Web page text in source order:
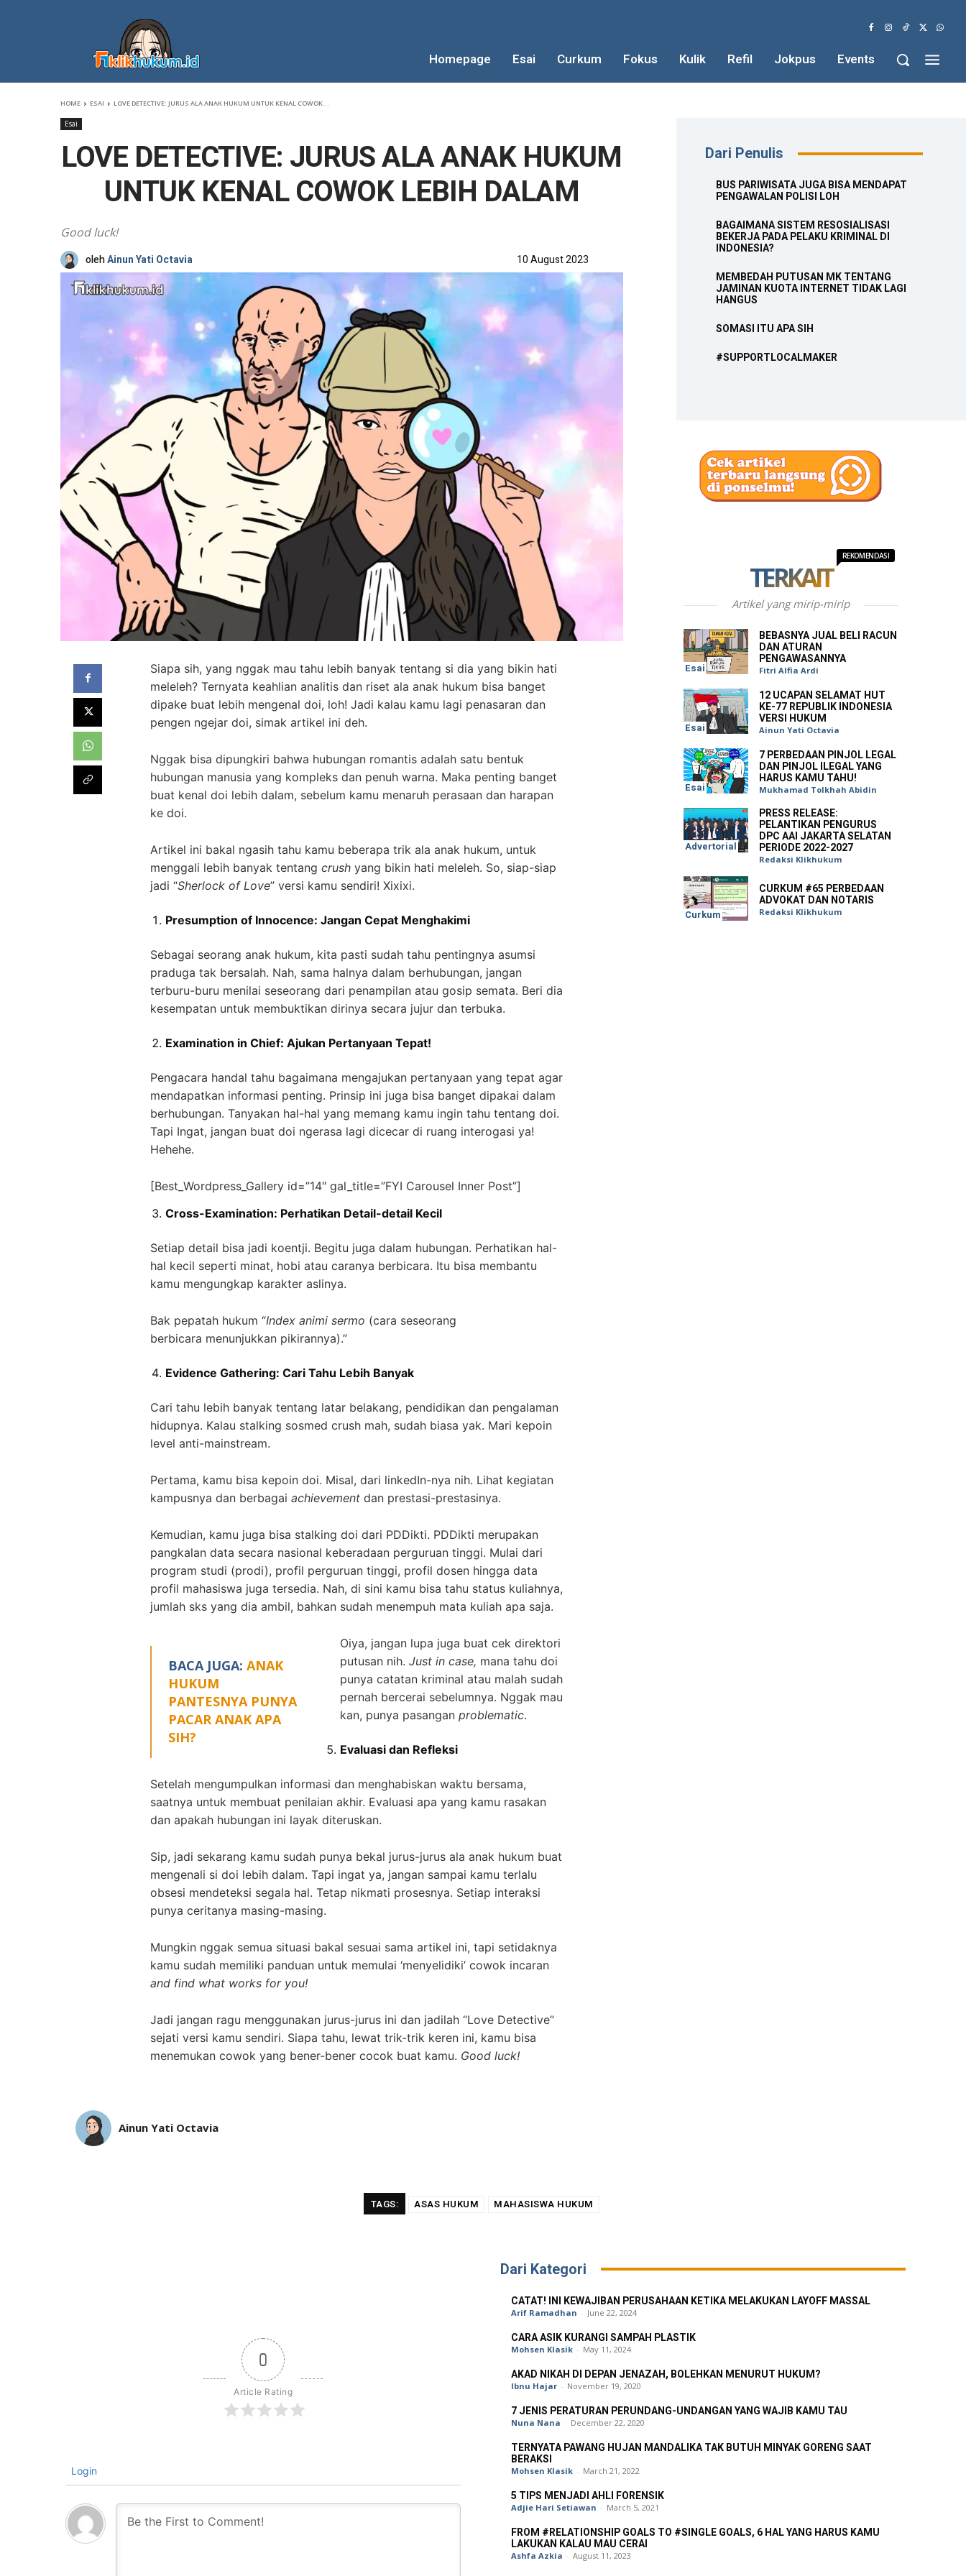
Homepage Esai Curkum Fokus Kulik Refil Jokpus Events
HOME ESAI LOVE DETECTIVE: JURUS ALA ANAK HUKUM UNTUK KENAL COWOK...
Esai
LOVE DETECTIVE: JURUS ALA ANAK HUKUM
UNTUK KENAL COWOK LEBIH DALAM
Good luck!
olehAinun Yati Octavia 10 August 2023
Siapa sih, yang nggak mau tahu lebih banyak tentang si dia yang bikin hati
meleleh? Ternyata keahlian analitis dan riset ala anak hukum bisa banget
dipake buat lebih mengenal doi, loh! Jadi kalau kamu lagi penasaran dan
pengen ngejar doi, simak artikel ini deh.
Nggak bisa dipungkiri bahwa hubungan romantis adalah satu bentuk
hubungan manusia yang kompleks dan penuh warna. Maka penting banget
buat kenal doi lebih dalam, sebelum kamu menaruh perasaan dan harapan
ke doi.
Artikel ini bakal ngasih tahu kamu beberapa trik ala anak hukum, untuk
menggali lebih banyak tentang crushyang bikin hati meleleh. So, siap-siap
jadi “Sherlock of Love” versi kamu sendiri! Xixixi.
Presumption of Innocence: Jangan Cepat Menghakimi
Sebagai seorang anak hukum, kita pasti sudah tahu pentingnya asumsi
praduga tak bersalah. Nah, sama halnya dalam berhubungan, jangan
terburu-buru menilai seseorang dari penampilan atau gosip semata. Beri dia
kesempatan untuk membuktikan dirinya secara jujur dan terbuka.
Examination in Chief: Ajukan Pertanyaan Tepat!
Pengacara handal tahu bagaimana mengajukan pertanyaan yang tepat agar
mendapatkan informasi penting. Prinsip ini juga bisa banget dipakai dalam
berhubungan. Tanyakan hal-hal yang memang kamu ingin tahu tentang doi.
Tapi Ingat, jangan buat doi ngerasa lagi dicecar di ruang interogasi ya!
Hehehe.
[Best_Wordpress_Gallery id=”14″ gal_title=”FYI Carousel Inner Post”]
Cross-Examination: Perhatikan Detail-detail Kecil
Setiap detail bisa jadi koentji. Begitu juga dalam hubungan. Perhatikan hal-
hal kecil seperti minat, hobi atau caranya berbicara. Itu bisa membantu
kamu mengungkap karakter aslinya.
Bak pepatah hukum “Index animi sermo (cara seseorang
berbicara menunjukkan pikirannya).”
Evidence Gathering: Cari Tahu Lebih Banyak
Cari tahu lebih banyak tentang latar belakang, pendidikan dan pengalaman
hidupnya. Kalau stalking sosmed crush mah, sudah biasa yak. Mari kepoin
level anti-mainstream.
Pertama, kamu bisa kepoin doi. Misal, dari linkedIn-nya nih. Lihat kegiatan
kampusnya dan berbagai achievementdan prestasi-prestasinya.
Kemudian, kamu juga bisa stalking doi dari PDDikti. PDDikti merupakan
pangkalan data secara nasional keberadaan perguruan tinggi. Mulai dari
program studi (prodi), profil perguruan tinggi, profil dosen hingga data
profil mahasiswa juga tersedia. Nah, di sini kamu bisa tahu status kuliahnya,
jumlah sks yang dia ambil, bahkan sudah menempuh mata kuliah apa saja.
BACA JUGA: ANAK
HUKUM
PANTESNYA PUNYA
PACAR ANAK APA
SIH?
Oiya, jangan lupa juga buat cek direktori
putusan nih. Just in case, mana tahu doi
punya catatan kriminal atau malah sudah
pernah bercerai sebelumnya. Nggak mau
kan, punya pasangan problematic.
Evaluasi dan Refleksi
Setelah mengumpulkan informasi dan menghabiskan waktu bersama,
saatnya untuk membuat penilaian akhir. Evaluasi apa yang kamu rasakan
dan apakah hubungan ini layak diteruskan.
Sip, jadi sekarang kamu sudah punya bekal jurus-jurus ala anak hukum buat
mengenali si doi lebih dalam. Tapi ingat ya, jangan sampai kamu terlalu
obsesi mendeteksi segala hal. Tetap nikmati prosesnya. Setiap interaksi
punya ceritanya masing-masing.
Mungkin nggak semua situasi bakal sesuai sama artikel ini, tapi setidaknya
kamu sudah memiliki panduan untuk memulai ‘menyelidiki’ cowok incaran
and find what works for you!
Jadi jangan ragu menggunakan jurus-jurus ini dan jadilah “Love Detective”
sejati versi kamu sendiri. Siapa tahu, lewat trik-trik keren ini, kamu bisa
menemukan cowok yang bener-bener cocok buat kamu. Good luck!
Dari Penulis
BUS PARIWISATA JUGA BISA MENDAPAT
PENGAWALAN POLISI LOH
BAGAIMANA SISTEM RESOSIALISASI
BEKERJA PADA PELAKU KRIMINAL DI
INDONESIA?
MEMBEDAH PUTUSAN MK TENTANG
JAMINAN KUOTA INTERNET TIDAK LAGI
HANGUS
SOMASI ITU APA SIH
#SUPPORTLOCALMAKER
TERKAIT
REKOMENDASI
Artikel yang mirip-mirip
Esai
BEBASNYA JUAL BELI RACUN
DAN ATURAN
PENGAWASANNYA
Fitri Alfia Ardi
Esai
12 UCAPAN SELAMAT HUT
KE-77 REPUBLIK INDONESIA
VERSI HUKUM
Ainun Yati Octavia
Esai
7 PERBEDAAN PINJOL LEGAL
DAN PINJOL ILEGAL YANG
HARUS KAMU TAHU!
Mukhamad Tolkhah Abidin
Advertorial
PRESS RELEASE:
PELANTIKAN PENGURUS
DPC AAI JAKARTA SELATAN
PERIODE 2022-2027
Redaksi Klikhukum
Curkum
CURKUM #65 PERBEDAAN
ADVOKAT DAN NOTARIS
Redaksi Klikhukum
Ainun Yati Octavia
TAGS: ASAS HUKUM MAHASISWA HUKUM
0
Article Rating
Login
Dari Kategori
CATAT! INI KEWAJIBAN PERUSAHAAN KETIKA MELAKUKAN LAYOFF MASSAL
Arif Ramadhan - June 22, 2024
CARA ASIK KURANGI SAMPAH PLASTIK
Mohsen Klasik - May 11, 2024
AKAD NIKAH DI DEPAN JENAZAH, BOLEHKAN MENURUT HUKUM?
Ibnu Hajar - November 19, 2020
7 JENIS PERATURAN PERUNDANG-UNDANGAN YANG WAJIB KAMU TAU
Nuna Nana - December 22, 2020
TERNYATA PAWANG HUJAN MANDALIKA TAK BUTUH MINYAK GORENG SAAT
BERAKSI
Mohsen Klasik - March 21, 2022
5 TIPS MENJADI AHLI FORENSIK
Adjie Hari Setiawan - March 5, 2021
FROM #RELATIONSHIP GOALS TO #SINGLE GOALS, 6 HAL YANG HARUS KAMU
LAKUKAN KALAU MAU CERAI
Ashfa Azkia - August 11, 2023